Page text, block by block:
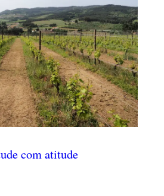
com atitude